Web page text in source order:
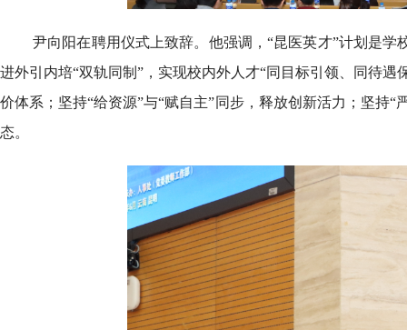
尹向阳在聘用仪式上致辞。他强调，“昆医英才”计划是
进外引内培“双轨同制”，实现校内外人才“同目标引领、同待
价体系；坚持“给资源”与“赋自主”同步，释放创新活力；坚持
态。